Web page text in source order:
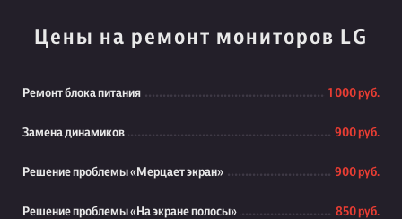
Цены на ремонт мониторов LG
Ремонт блока питания 1 000 руб.
Замена динамиков 900 руб.
Решение проблемы «Мерцает экран» 900 руб.
Решение проблемы «На экране полосы» 850 руб.